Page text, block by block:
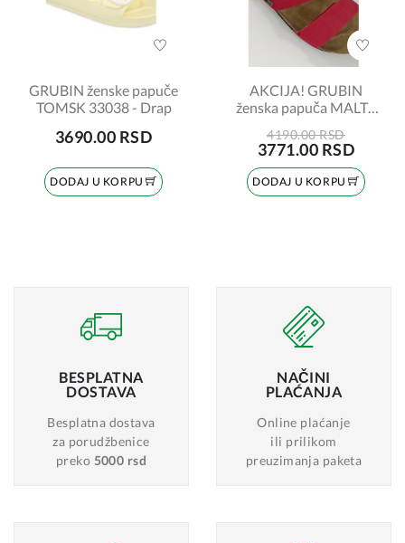
GRUBIN ženske papuče
TOMSK 33038 - Drap
3690.00 RSD
DODAJ U KORPU
AKCIJA! GRUBIN
ženska papuča MALTA
4190.00 RSD
3771.00 RSD
DODAJ U KORPU
BESPLATNA
DOSTAVA
Besplatna dostava
za porudžbenice
preko 5000 rsd
NAČINI
PLAĆANJA
Online plaćanje
ili prilikom
preuzimanja paketa